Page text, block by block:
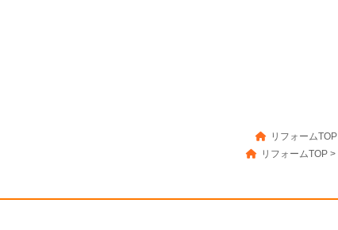
リフォームTOP
リフォームTOP >